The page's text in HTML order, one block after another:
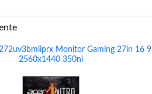
Monitor Gaming 27in 16 9
2560x1440 350ni